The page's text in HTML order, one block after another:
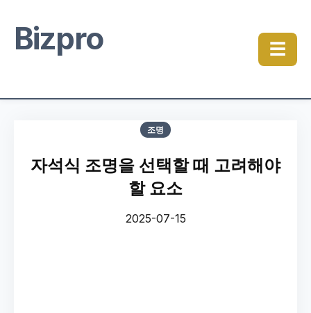
Bizpro ☰
조명
자석식 조명을 선택할 때 고려해야
할 요소
2025-07-15